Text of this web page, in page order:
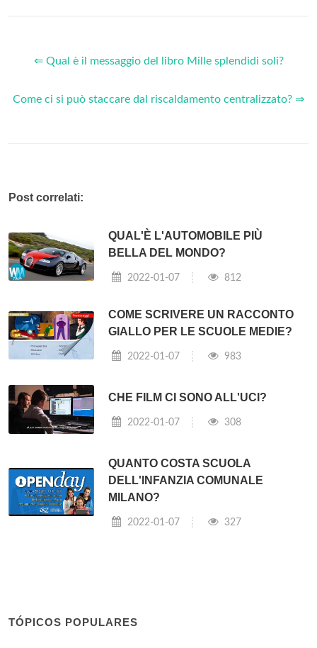
⇐ Qual è il messaggio del libro Mille splendidi soli?
Come ci si può staccare dal riscaldamento centralizzato? ⇒
Post correlati:
QUAL'È L'AUTOMOBILE PIÙ
BELLA DEL MONDO?
2022-01-07 812
COME SCRIVERE UN RACCONTO
GIALLO PER LE SCUOLE MEDIE?
2022-01-07 983
CHE FILM CI SONO ALL'UCI?
2022-01-07 308
QUANTO COSTA SCUOLA
DELL'INFANZIA COMUNALE
MILANO?
2022-01-07 327
TÓPICOS POPULARES